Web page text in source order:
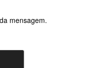
mensagem.